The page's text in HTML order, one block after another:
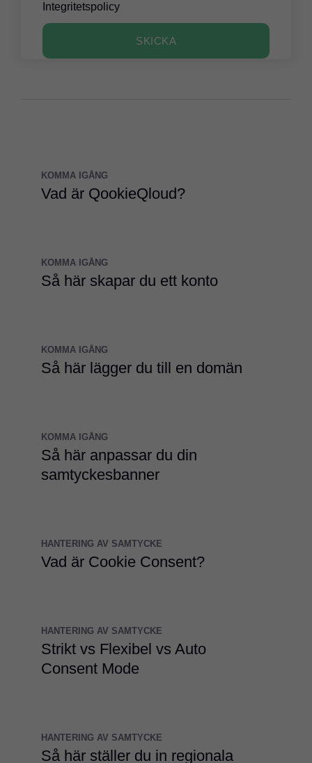
Integritetspolicy
SKICKA
KOMMA IGÅNG
Vad är QookieQloud?
KOMMA IGÅNG
Så här skapar du ett konto
KOMMA IGÅNG
Så här lägger du till en domän
KOMMA IGÅNG
Så här anpassar du din
samtyckesbanner
HANTERING AV SAMTYCKE
Vad är Cookie Consent?
HANTERING AV SAMTYCKE
Strikt vs Flexibel vs Auto
Consent Mode
HANTERING AV SAMTYCKE
Så här ställer du in regionala